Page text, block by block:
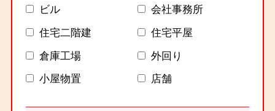
ビル
会社事務所
住宅二階建
住宅平屋
倉庫工場
外回り
小屋物置
店舗